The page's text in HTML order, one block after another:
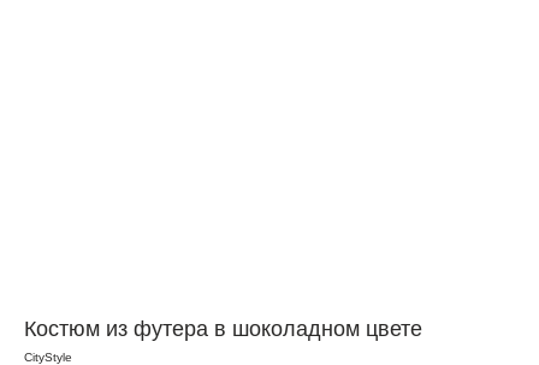
Костюм из футера в шоколадном цвете
CityStyle